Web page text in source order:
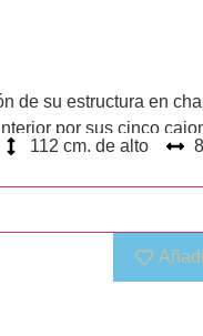
de su estructura en
por sus cinco
112 cm. de alto